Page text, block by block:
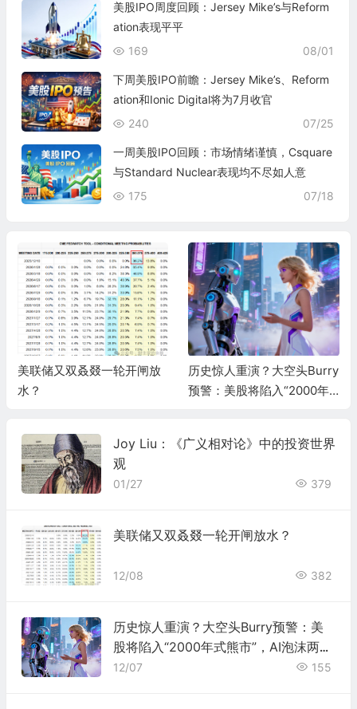
美股IPO周度回顾：Jersey Mike’s与Reform
ation表现平平
08/01
169
下周美股IPO前瞻：Jersey Mike’s、Reform
ation和Ionic Digital将为7月收官
07/25
240
一周美股IPO回顾：市场情绪谨慎，Csquare
与Standard Nuclear表现均不尽如人意
07/18
175
美联储又双叒叕一轮开闸放
水？
历史惊人重演？大空头Burry
预警：美股将陷入“2000年
Joy Liu：《广义相对论》中的投资世界
观
01/27 379
美联储又双叒叕一轮开闸放水？
12/08 382
历史惊人重演？大空头Burry预警：美
股将陷入“2000年式熊市”，AI泡沫两年
内破灭
12/07 155